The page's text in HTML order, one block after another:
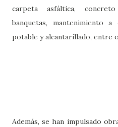
carpeta asfáltica,
banquetas, mantenimiento
potable y alcantarillado, entre
Además, se han impulsado